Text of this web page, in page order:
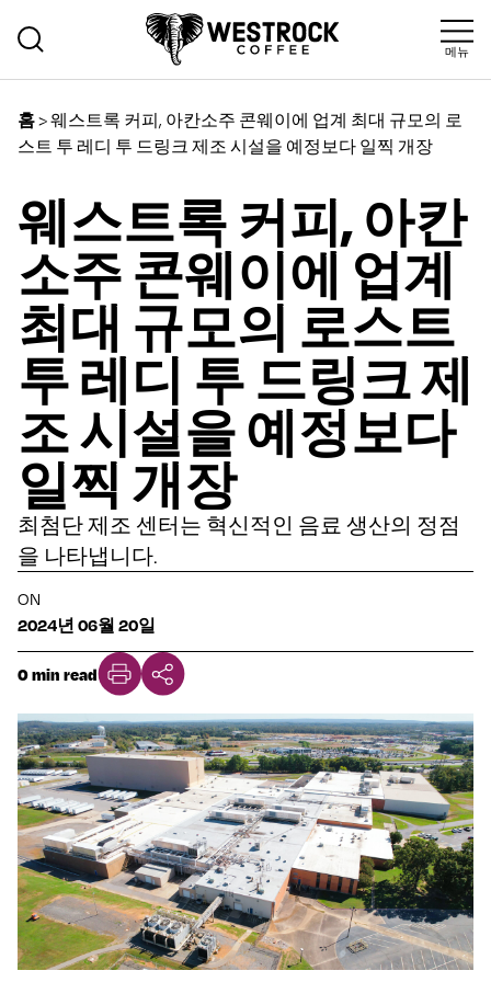
메뉴
홈>웨스트록 커피, 아칸소주 콘웨이에 업계 최대 규모의 로
스트 투 레디 투 드링크 제조 시설을 예정보다 일찍 개장
웨스트록 커피, 아칸
소주 콘웨이에 업계
최대 규모의 로스트
투 레디 투 드링크 제
조 시설을 예정보다
일찍 개장
최첨단 제조 센터는 혁신적인 음료 생산의 정점
을 나타냅니다.
ON
2024년 06월 20일
0 min read